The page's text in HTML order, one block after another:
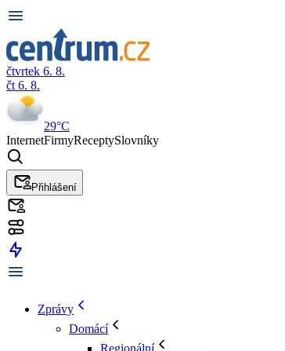
čtvrtek 6. 8.
čt 6. 8.
29°C
InternetFirmyReceptySlovníky
Přihlášení
Zprávy
Domácí
Regionální